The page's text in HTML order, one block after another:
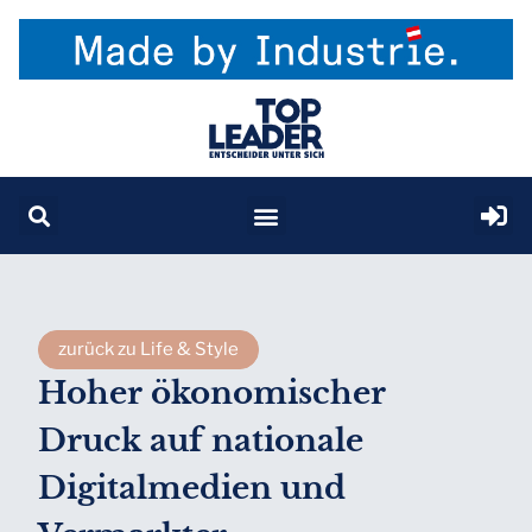
zurück zu Life & Style
Hoher ökonomischer
Druck auf nationale
Digitalmedien und